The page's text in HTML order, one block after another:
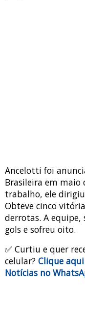
Ancelotti foi
Brasileira em maio
trabalho, ele
Obteve cinco
derrotas. A equipe,
gols e sofreu oito.
✅ Curtiu e quer
celular? Clique
Notícias no